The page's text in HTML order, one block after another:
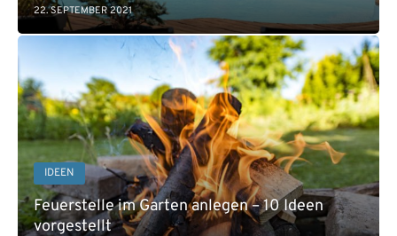
22. SEPTEMBER 2021
IDEEN
Feuerstelle im Garten anlegen – 10 Ideen
vorgestellt